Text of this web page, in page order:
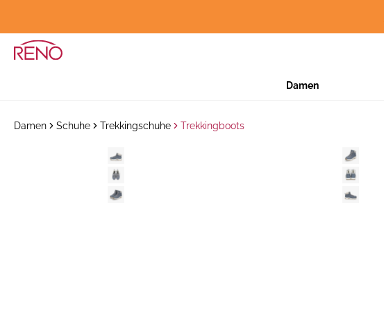
Damen
Damen Schuhe Trekkingschuhe Trekkingboots